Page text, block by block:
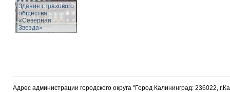
Здание страхового
общества
«Северная
Звезда»
Адрес администрации городского округа "Город Калининград: 236022,